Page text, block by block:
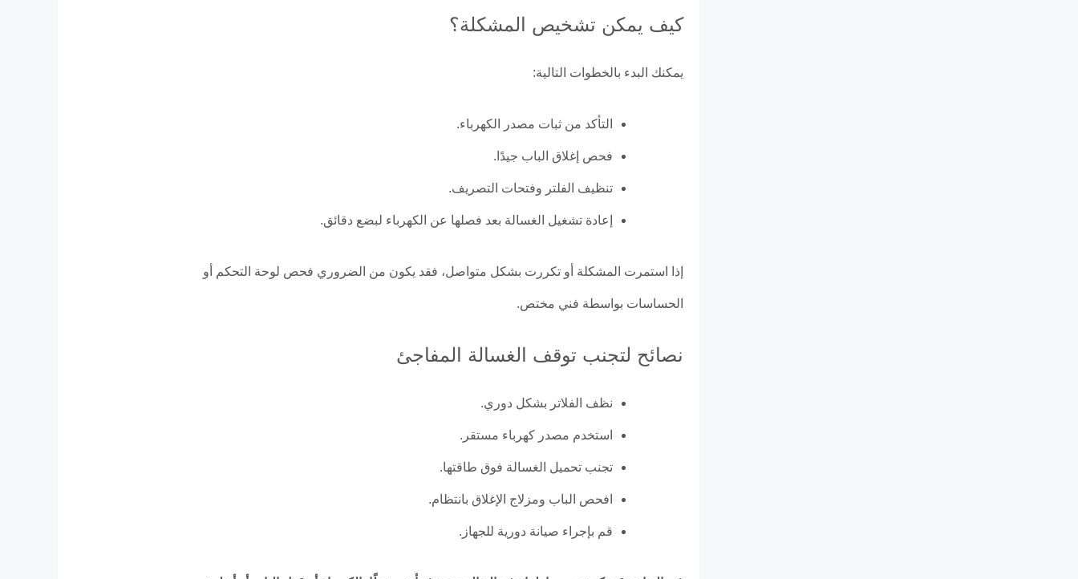
كيف يمكن تشخيص المشكلة؟
يمكنك البدء بالخطوات التالية:
التأكد من ثبات مصدر الكهرباء.
فحص إغلاق الباب جيدًا.
تنظيف الفلتر وفتحات التصريف.
إعادة تشغيل الغسالة بعد فصلها عن الكهرباء لبضع دقائق.
إذا استمرت المشكلة أو تكررت بشكل متواصل، فقد يكون من الضروري فحص لوحة التحكم أو
الحساسات بواسطة فني مختص.
نصائح لتجنب توقف الغسالة المفاجئ
نظف الفلاتر بشكل دوري.
استخدم مصدر كهرباء مستقر.
تجنب تحميل الغسالة فوق طاقتها.
افحص الباب ومزلاج الإغلاق بانتظام.
قم بإجراء صيانة دورية للجهاز.